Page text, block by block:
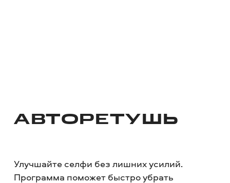
АВТОРЕТУШЬ
Улучшайте селфи без лишних усилий.
Программа поможет быстро убрать